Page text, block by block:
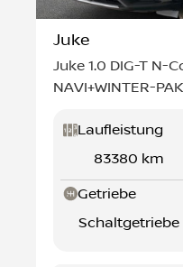
Juke
Juke 1.0 DIG-T N-
NAVI+WINTER-
Laufleistung
83380 km
Getriebe
Schaltgetriebe